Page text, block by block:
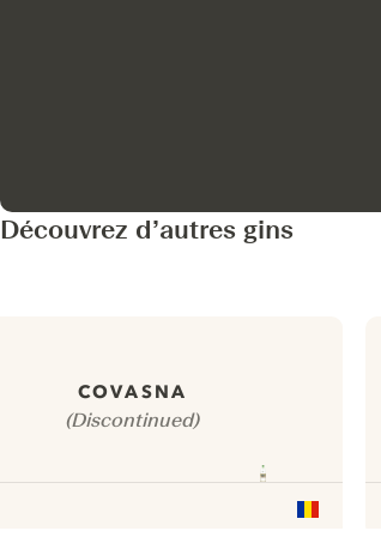
Découvrez d’autres gins
COVASNA
(Discontinued)